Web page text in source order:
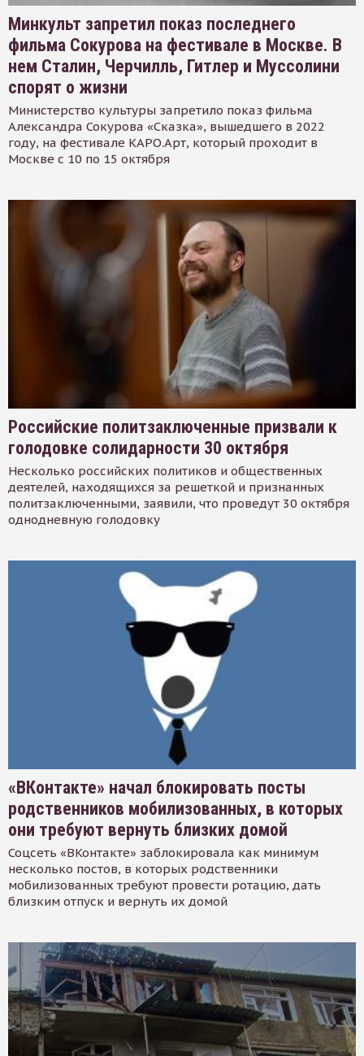
Минкульт запретил показ последнего
фильма Сокурова на фестивале в Москве. В
нем Сталин, Черчилль, Гитлер и Муссолини
спорят о жизни
Министерство культуры запретило показ фильма
Александра Сокурова «Сказка», вышедшего в 2022
году, на фестивале КАРО.Арт, который проходит в
Москве с 10 по 15 октября
Российские политзаключенные призвали к
голодовке солидарности 30 октября
Несколько российских политиков и общественных
деятелей, находящихся за решеткой и признанных
политзаключенными, заявили, что проведут 30 октября
однодневную голодовку
«ВКонтакте» начал блокировать посты
родственников мобилизованных, в которых
они требуют вернуть близких домой
Соцсеть «ВКонтакте» заблокировала как минимум
несколько постов, в которых родственники
мобилизованных требуют провести ротацию, дать
близким отпуск и вернуть их домой